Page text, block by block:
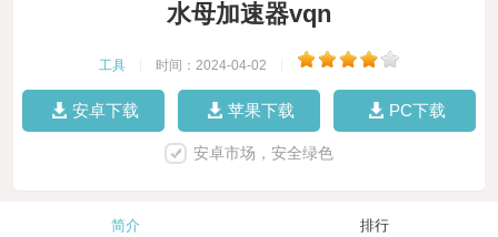
水母加速器vqn
工具 时间：2024-04-02
安卓下载 苹果下载 PC下载
安卓市场，安全绿色
简介 排行